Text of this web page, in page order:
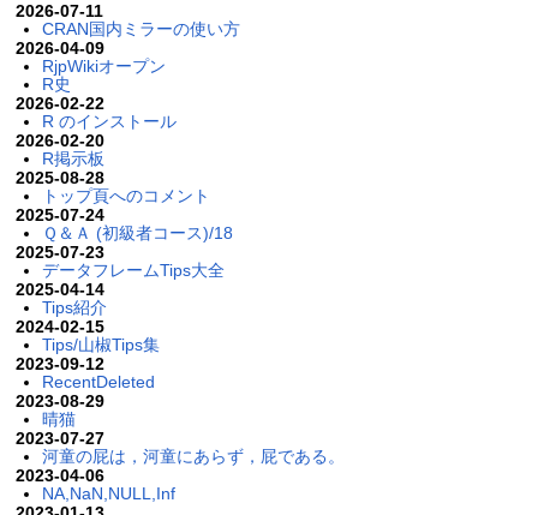
2026-07-11
CRAN国内ミラーの使い方
2026-04-09
RjpWikiオープン
R史
2026-02-22
R のインストール
2026-02-20
R掲示板
2025-08-28
トップ頁へのコメント
2025-07-24
Ｑ＆Ａ (初級者コース)/18
2025-07-23
データフレームTips大全
2025-04-14
Tips紹介
2024-02-15
Tips/山椒Tips集
2023-09-12
RecentDeleted
2023-08-29
晴猫
2023-07-27
河童の屁は，河童にあらず，屁である。
2023-04-06
NA,NaN,NULL,Inf